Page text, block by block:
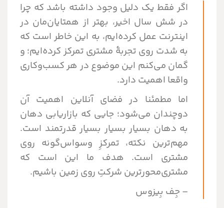
اگر فقط یک دلیل وجود داشته باشد که چرا
در شش سال اخیر، بهتر از همتایان‌مان در
اینترنت عمل کرده‌ایم، به این خاطر است که
به شدت روی تجربۀ مشتری تمرکز کرده‌ایم؛ و
گمان می‌کنم این موضوع در هر کسب‌وکاری
واقعا اهمیت دارد.
اما مطمئنا در فضای آنلاین اهمیت آن
دوچندان می‌شود؛ جایی که بازاریابی دهان
به دهان بسیار بسیار بسیار قدرتمند است.
مهم‌ترین نکته، تمرکزِ وسواس‌گونه روی
مشتری است. هدف ما این است که
مشتری‌محورترین شرکتِ روی زمین باشیم.
– جِف بِیزوس